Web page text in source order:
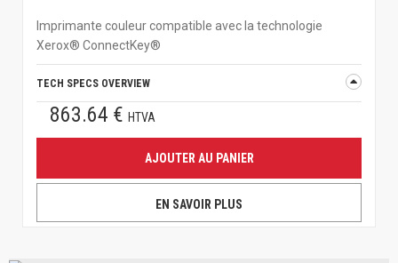
Imprimante couleur compatible avec la technologie
Xerox® ConnectKey®
TECH SPECS OVERVIEW
863.64 € HTVA
AJOUTER AU PANIER
EN SAVOIR PLUS